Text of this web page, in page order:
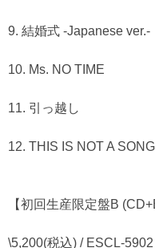
9. 結婚式 -Japanese ver.-
10. Ms. NO TIME
11. 引っ越し
12. THIS IS NOT A
【初回生産限定盤B
\5,200(税込) / ESCL-